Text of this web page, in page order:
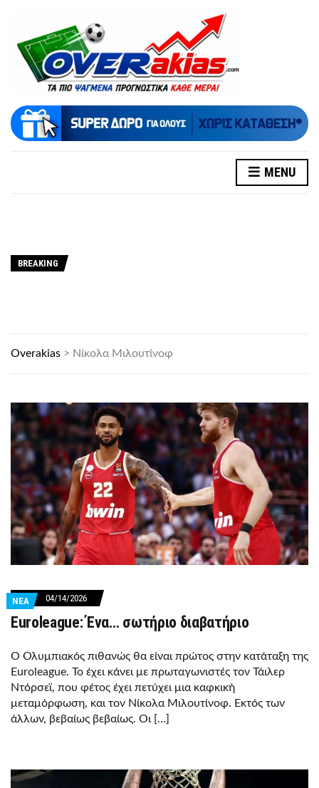
MENU
BREAKING
Overakias > Νίκολα Μιλουτίνοφ
ΝΕΑ 04/14/2026
Euroleague: Ένα… σωτήριο διαβατήριο
Ο Ολυμπιακός πιθανώς θα είναι πρώτος στην κατάταξη της
Euroleague. Το έχει κάνει με πρωταγωνιστές τον Τάιλερ
Ντόρσεϊ, που φέτος έχει πετύχει μια καφκική
μεταμόρφωση, και τον Νίκολα Μιλουτίνοφ. Εκτός των
άλλων, βεβαίως βεβαίως. Οι […]